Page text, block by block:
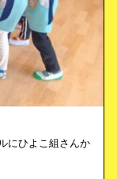
にひよこ組さんか